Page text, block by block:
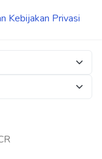
Kebijakan Privasi